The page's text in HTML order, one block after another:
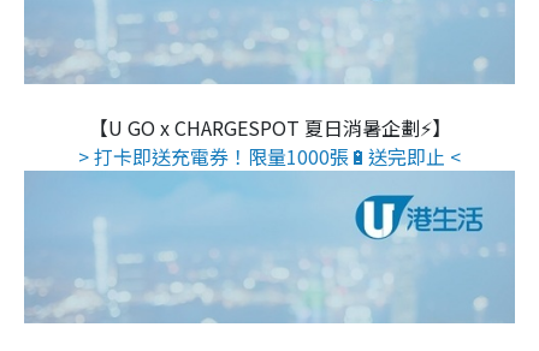
【U GO x CHARGESPOT 夏日消暑企劃⚡】
> 打卡即送充電券！限量1000張🔋送完即止 <